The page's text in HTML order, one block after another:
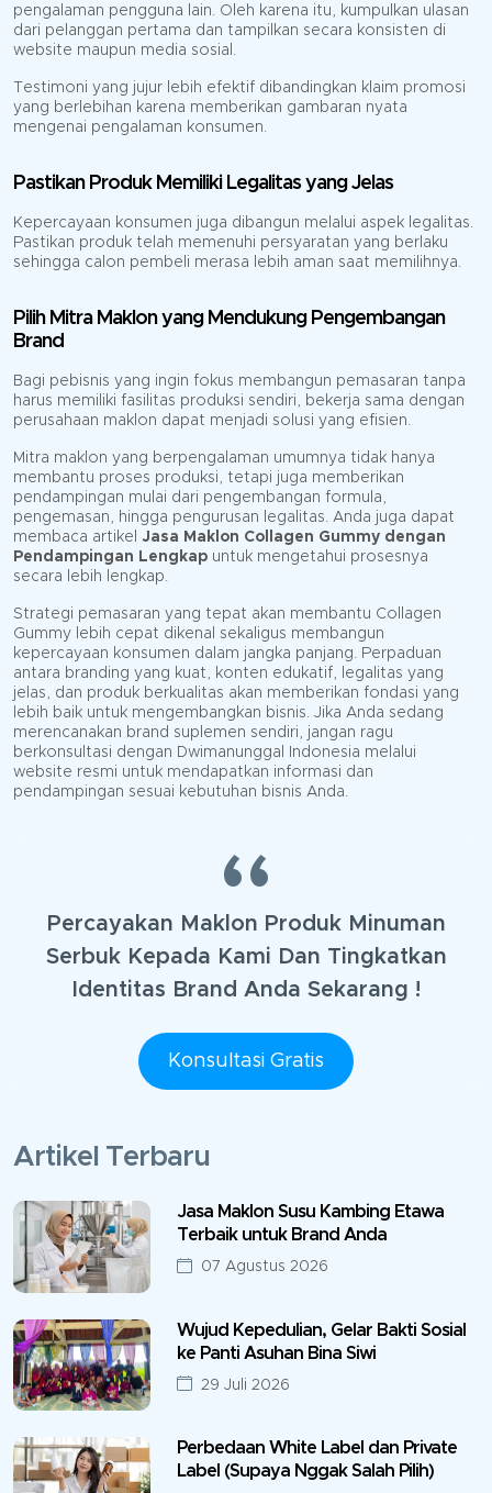
pengalaman pengguna lain. Oleh karena itu, kumpulkan ulasan
dari pelanggan pertama dan tampilkan secara konsisten di
website maupun media sosial.
Testimoni yang jujur lebih efektif dibandingkan klaim promosi
yang berlebihan karena memberikan gambaran nyata
mengenai pengalaman konsumen.
Pastikan Produk Memiliki Legalitas yang Jelas
Kepercayaan konsumen juga dibangun melalui aspek legalitas.
Pastikan produk telah memenuhi persyaratan yang berlaku
sehingga calon pembeli merasa lebih aman saat memilihnya.
Pilih Mitra Maklon yang Mendukung Pengembangan
Brand
Bagi pebisnis yang ingin fokus membangun pemasaran tanpa
harus memiliki fasilitas produksi sendiri, bekerja sama dengan
perusahaan maklon dapat menjadi solusi yang efisien.
Mitra maklon yang berpengalaman umumnya tidak hanya
membantu proses produksi, tetapi juga memberikan
pendampingan mulai dari pengembangan formula,
pengemasan, hingga pengurusan legalitas. Anda juga dapat
membaca artikel Jasa Maklon Collagen Gummy dengan
Pendampingan Lengkap untuk mengetahui prosesnya
secara lebih lengkap.
Strategi pemasaran yang tepat akan membantu Collagen
Gummy lebih cepat dikenal sekaligus membangun
kepercayaan konsumen dalam jangka panjang. Perpaduan
antara branding yang kuat, konten edukatif, legalitas yang
jelas, dan produk berkualitas akan memberikan fondasi yang
lebih baik untuk mengembangkan bisnis. Jika Anda sedang
merencanakan brand suplemen sendiri, jangan ragu
berkonsultasi dengan Dwimanunggal Indonesia melalui
website resmi untuk mendapatkan informasi dan
pendampingan sesuai kebutuhan bisnis Anda.
Percayakan Maklon Produk Minuman
Serbuk Kepada Kami Dan Tingkatkan
Identitas Brand Anda Sekarang !
Konsultasi Gratis
Artikel Terbaru
Jasa Maklon Susu Kambing Etawa
Terbaik untuk Brand Anda
07 Agustus 2026
Wujud Kepedulian, Gelar Bakti Sosial
ke Panti Asuhan Bina Siwi
29 Juli 2026
Perbedaan White Label dan Private
Label (Supaya Nggak Salah Pilih)